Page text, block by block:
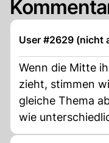
User #2629 (nicht
Wenn die Mitte
zieht, stimmen
gleiche Thema
wie
ausgezählten